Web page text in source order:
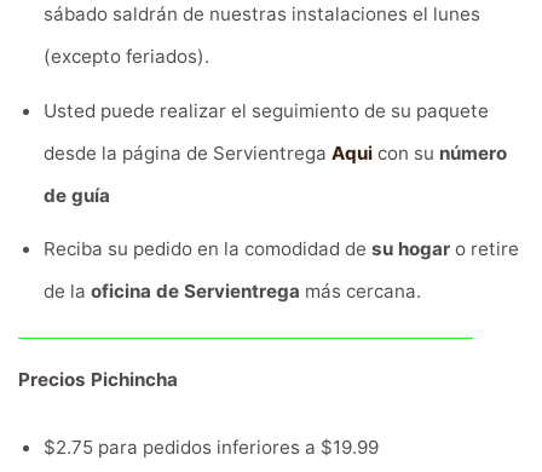
sábado saldrán de nuestras instalaciones el lunes
(excepto feriados).
Usted puede realizar el seguimiento de su paquete
desde la página de Servientrega Aquicon su número
de guía
Reciba su pedido en la comodidad de su hogaro retire
de la oficina de Servientrega más cercana.
Precios Pichincha
$2.75 para pedidos inferiores a $19.99